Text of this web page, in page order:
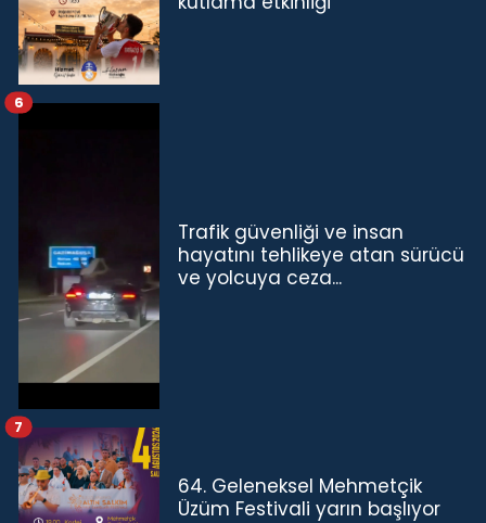
Trafik güvenliği ve insan
hayatını tehlikeye atan sürücü
ve yolcuya ceza...
6
64. Geleneksel Mehmetçik
Üzüm Festivali yarın başlıyor
7